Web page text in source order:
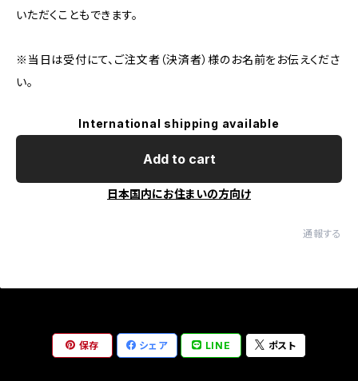
いただくこともできます。
※当日は受付にて、ご注文者（決済者）様のお名前をお伝えくださ
い。
International shipping available
Add to cart
日本国内にお住まいの方向け
通報する
保存 シェア LINE ポスト